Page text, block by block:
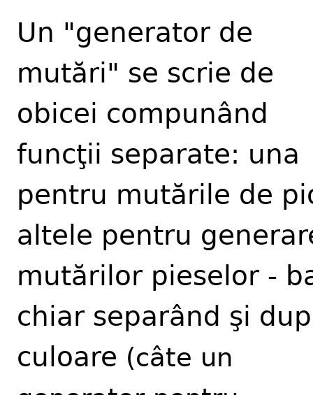
Un "generator de
mutări" se scrie de
obicei compunând
funcţii separate: una
pentru mutările de
altele pentru
mutărilor pieselor -
chiar separând şi
culoare (câte un